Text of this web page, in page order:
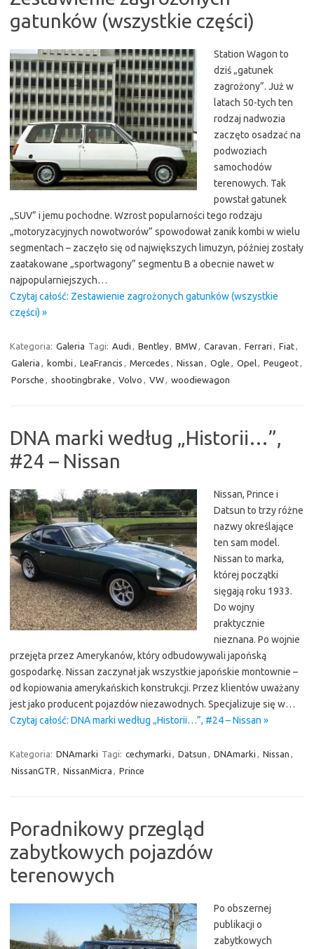
gatunków (wszystkie części)
Station Wagon to
dziś „gatunek
zagrożony”. Już w
latach 50-tych ten
rodzaj nadwozia
zaczęto osadzać na
podwoziach
samochodów
terenowych. Tak
powstał gatunek
„SUV” i jemu pochodne. Wzrost popularności tego rodzaju
„motoryzacyjnych nowotworów” spowodował zanik kombi w wielu
segmentach – zaczęło się od największych limuzyn, później zostały
zaatakowane „sportwagony” segmentu B a obecnie nawet w
najpopularniejszych…
Czytaj całość: Zestawienie zagrożonych gatunków (wszystkie
części) »
Kategoria: Galeria Tagi: Audi , Bentley, BMW, Caravan , Ferrari , Fiat,
Galeria , kombi , LeaFrancis , Mercedes , Nissan , Ogle , Opel, Peugeot,
Porsche , shootingbrake , Volvo , VW, woodiewagon
DNA marki według „Historii…”,
#24 – Nissan
Nissan, Prince i
Datsun to trzy różne
nazwy określające
ten sam model.
Nissan to marka,
której początki
sięgają roku 1933.
Do wojny
praktycznie
nieznana. Po wojnie
przejęta przez Amerykanów, który odbudowywali japońską
gospodarkę. Nissan zaczynał jak wszystkie japońskie montownie –
od kopiowania amerykańskich konstrukcji. Przez klientów uważany
jest jako producent pojazdów niezawodnych. Specjalizuje się w…
Czytaj całość: DNA marki według „Historii…”, #24 – Nissan »
Kategoria: DNAmarki Tagi: cechymarki , Datsun , DNAmarki , Nissan ,
NissanGTR , NissanMicra , Prince
Poradnikowy przegląd
zabytkowych pojazdów
terenowych
Po obszernej
publikacji o
zabytkowych